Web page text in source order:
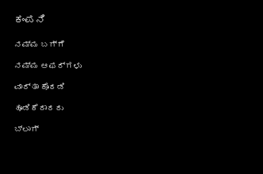
ಕಂಪನಿ
ನಮ್ಮ ಬಗ್ಗೆ
ನಮ್ಮ ಆಫರ್‌ಗಳು
ವಾರ್ತಾ ಕೊಠಡಿ
ಹೂಡಿಕೆದಾರರು
ಬ್ಲಾಗ್